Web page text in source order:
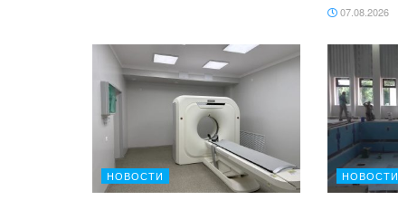
07.08.2026
НОВОСТИ НОВОСТИ